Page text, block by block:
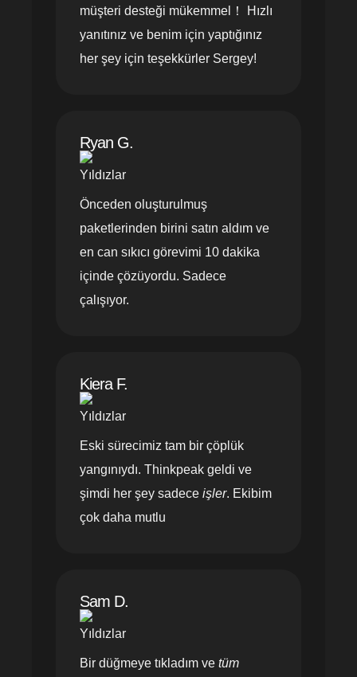
müşteri desteği mükemmel！ Hızlı
yanıtınız ve benim için yaptığınız
her şey için teşekkürler Sergey!
Ryan G.
Önceden oluşturulmuş
paketlerinden birini satın aldım ve
en can sıkıcı görevimi 10 dakika
içinde çözüyordu. Sadece
çalışıyor.
Kiera F.
Eski sürecimiz tam bir çöplük
yangınıydı. Thinkpeak geldi ve
şimdi her şey sadece işler. Ekibim
çok daha mutlu
Sam D.
Bir düğmeye tıkladım ve tüm